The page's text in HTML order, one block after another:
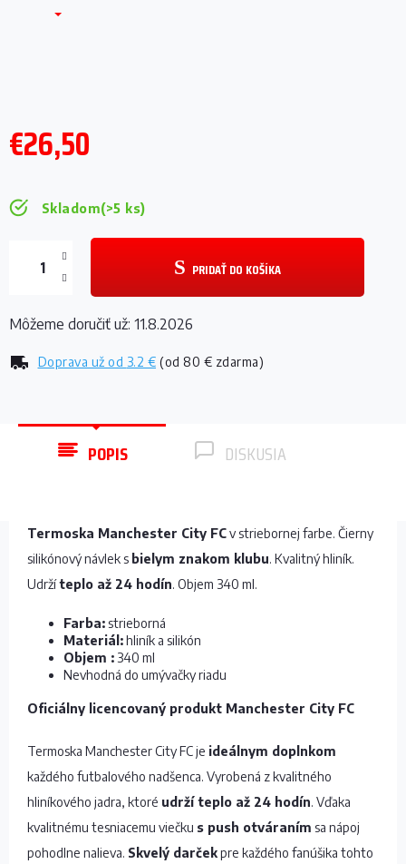
€26,50
Skladom(>5 ks)
Doprava už od 3.2 € (od 80 € zdarma)
PRIDAŤ DO KOŠÍKA
Môžeme doručiť už: 11.8.2026
POPIS DISKUSIA
Termoska Manchester City FCv striebornej farbe. Čierny
silikónový návlek s bielym znakom klubu. Kvalitný hliník.
Udržíteplo až 24 hodín. Objem 340 ml.
Farba:strieborná
Materiál:hliník a silikón
Objem : 340 ml
Nevhodná do umývačky riadu
Oficiálny licencovaný produkt Manchester City FC
Termoska Manchester City FC je ideálnym doplnkom
každého futbalového nadšenca. Vyrobená z kvalitného
hliníkového jadra, ktoré udrží teplo až 24 hodín. Vďaka
kvalitnému tesniacemu viečku s push otváraním sa nápoj
pohodlne nalieva. Skvelý darčekpre každého fanúšika tohto